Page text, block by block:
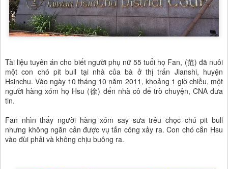
Tài liệu tuyên án cho biết người phụ nữ 55 tuổi họ Fan, (范) đã nuôi
một con chó pit bull tại nhà của bà ở thị trấn Jianshi, huyện
Hsinchu. Vào ngày 10 tháng 10 năm 2011, khoảng 1 giờ chiều, một
người hàng xóm họ Hsu (徐) đến nhà cô để trò chuyện, CNA đưa
tin.
Fan nhìn thấy người hàng xóm say sưa trêu chọc chú pit bull
nhưng không ngăn cản được vụ tấn công xảy ra. Con chó cắn Hsu
vào đùi phải và không chịu buông ra.